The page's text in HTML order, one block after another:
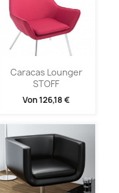
Caracas Lounger
STOFF
Von126,18 €